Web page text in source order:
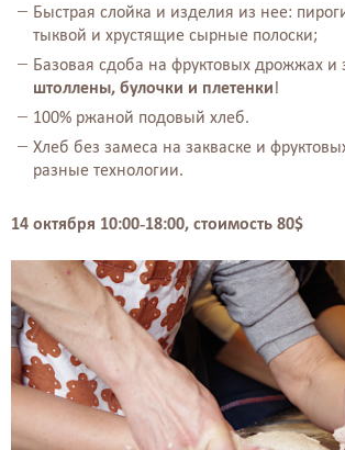
Быстрая слойка и изделия из нее:
тыквой и хрустящие сырные полоски;
Базовая сдоба на фруктовых дрожжах и
штоллены, булочки и плетенки!
100% ржаной подовый хлеб.
Хлеб без замеса на закваске и
разные технологии.
14 октября 10:00-18:00, стоимость 80$